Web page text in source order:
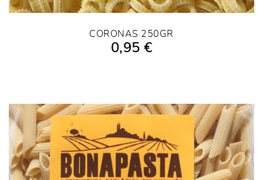
AÑADIR A LA COMPRA
CORONAS 250GR
0,95 €